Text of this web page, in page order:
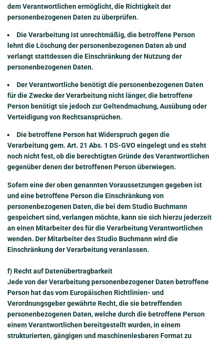
dem Verantwortlichen ermöglicht, die Richtigkeit der
personenbezogenen Daten zu überprüfen.
Die Verarbeitung ist unrechtmäßig, die betroffene Person
lehnt die Löschung der personenbezogenen Daten ab und
verlangt stattdessen die Einschränkung der Nutzung der
personenbezogenen Daten.
Der Verantwortliche benötigt die personenbezogenen Daten
für die Zwecke der Verarbeitung nicht länger, die betroffene
Person benötigt sie jedoch zur Geltendmachung, Ausübung oder
Verteidigung von Rechtsansprüchen.
Die betroffene Person hat Widerspruch gegen die
Verarbeitung gem. Art. 21 Abs. 1 DS-GVO eingelegt und es steht
noch nicht fest, ob die berechtigten Gründe des Verantwortlichen
gegenüber denen der betroffenen Person überwiegen.
Sofern eine der oben genannten Voraussetzungen gegeben ist
und eine betroffene Person die Einschränkung von
personenbezogenen Daten, die bei dem Studio Buchmann
gespeichert sind, verlangen möchte, kann sie sich hierzu jederzeit
an einen Mitarbeiter des für die Verarbeitung Verantwortlichen
wenden. Der Mitarbeiter des Studio Buchmann wird die
Einschränkung der Verarbeitung veranlassen.
f) Recht auf Datenübertragbarkeit
Jede von der Verarbeitung personenbezogener Daten betroffene
Person hat das vom Europäischen Richtlinien- und
Verordnungsgeber gewährte Recht, die sie betreffenden
personenbezogenen Daten, welche durch die betroffene Person
einem Verantwortlichen bereitgestellt wurden, in einem
strukturierten, gängigen und maschinenlesbaren Format zu